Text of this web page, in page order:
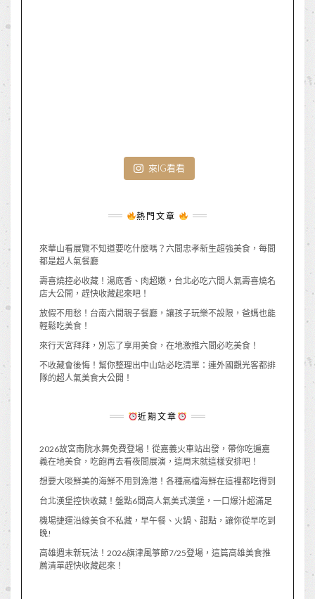
來IG看看
熱門文章
來華山看展覽不知道要吃什麼嗎？六間忠孝新生超強美食，每間
都是超人氣餐廳
壽喜燒控必收藏！湯底香、肉超嫩，台北必吃六間人氣壽喜燒名
店大公開，趕快收藏起來吧！
放假不用愁！台南六間親子餐廳，讓孩子玩樂不設限，爸媽也能
輕鬆吃美食！
來行天宮拜拜，別忘了享用美食，在地激推六間必吃美食！
不收藏會後悔！幫你整理出中山站必吃清單：連外國觀光客都排
隊的超人氣美食大公開！
近期文章
2026故宮南院水舞免費登場！從嘉義火車站出發，帶你吃遍嘉
義在地美食，吃飽再去看夜間展演，這周末就這樣安排吧！
想要大啖鮮美的海鮮不用到漁港！各種高檔海鮮在這裡都吃得到
台北漢堡控快收藏！盤點6間高人氣美式漢堡，一口爆汁超滿足
機場捷運沿線美食不私藏，早午餐、火鍋、甜點，讓你從早吃到
晚!
高雄週末新玩法！2026旗津風箏節7/25登場，這篇高雄美食推
薦清單趕快收藏起來！